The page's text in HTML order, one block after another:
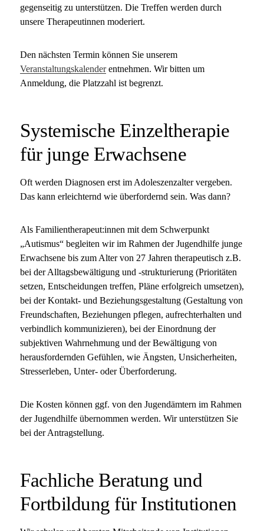
gegenseitig zu unterstützen. Die Treffen werden durch
unsere Therapeutinnen moderiert.
Den nächsten Termin können Sie unserem
Veranstaltungskalenderentnehmen. Wir bitten um
Anmeldung, die Platzzahl ist begrenzt.
Systemische Einzeltherapie
für junge Erwachsene
Oft werden Diagnosen erst im Adoleszenzalter vergeben.
Das kann erleichternd wie überfordernd sein. Was dann?
Als Familientherapeut:innen mit dem Schwerpunkt
„Autismus“ begleiten wir im Rahmen der Jugendhilfe junge
Erwachsene bis zum Alter von 27 Jahren therapeutisch z.B.
bei der Alltagsbewältigung und -strukturierung (Prioritäten
setzen, Entscheidungen treffen, Pläne erfolgreich umsetzen),
bei der Kontakt- und Beziehungsgestaltung (Gestaltung von
Freundschaften, Beziehungen pflegen, aufrechterhalten und
verbindlich kommunizieren), bei der Einordnung der
subjektiven Wahrnehmung und der Bewältigung von
herausfordernden Gefühlen, wie Ängsten, Unsicherheiten,
Stresserleben, Unter- oder Überforderung.
Die Kosten können ggf. von den Jugendämtern im Rahmen
der Jugendhilfe übernommen werden. Wir unterstützen Sie
bei der Antragstellung.
Fachliche Beratung und
Fortbildung für Institutionen